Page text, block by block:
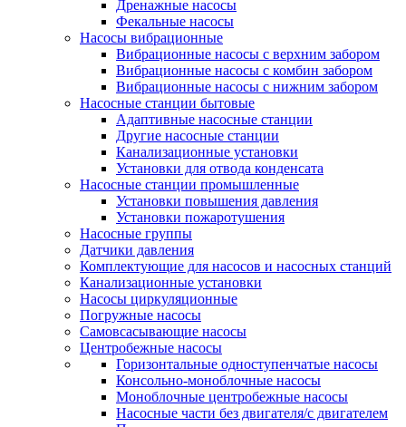
Дренажные насосы
Фекальные насосы
Насосы вибрационные
Вибрационные насосы с верхним забором
Вибрационные насосы с комбин забором
Вибрационные насосы с нижним забором
Насосные станции бытовые
Адаптивные насосные станции
Другие насосные станции
Канализационные установки
Установки для отвода конденсата
Насосные станции промышленные
Установки повышения давления
Установки пожаротушения
Насосные группы
Датчики давления
Комплектующие для насосов и насосных станций
Канализационные установки
Насосы циркуляционные
Погружные насосы
Самовсасывающие насосы
Центробежные насосы
Горизонтальные одноступенчатые насосы
Консольно-моноблочные насосы
Моноблочные центробежные насосы
Насосные части без двигателя/с двигателем